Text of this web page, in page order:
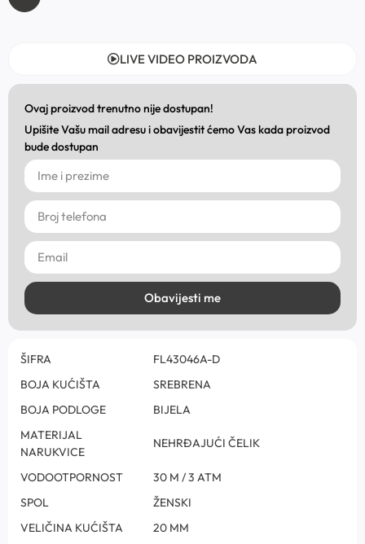
LIVE VIDEO PROIZVODA
Ovaj proizvod trenutno nije dostupan!
Upišite Vašu mail adresu i obavijestit ćemo Vas kada proizvod
bude dostupan
Obavijesti me
ŠIFRA
FL43046A-D
BOJA KUĆIŠTA
SREBRENA
BOJA PODLOGE
BIJELA
MATERIJAL
NARUKVICE
NEHRĐAJUĆI ČELIK
VODOOTPORNOST
30 M / 3 ATM
SPOL
ŽENSKI
VELIČINA KUĆIŠTA
20 MM